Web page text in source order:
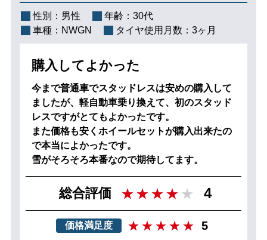
性別： 男性 年齢： 30代
車種： NWGN タイヤ使用月数： 3ヶ月
購入してよかった
今まで普通車でスタッドレスは安めの購入して
ましたが、軽自動車乗り換えて、初のスタッド
レスですがとてもよかったです。
また価格も安くホイールセットが購入出来たの
で本当によかったです。
雪がそろそろ本番なので期待してます。
総合評価 4
価格満足度 5